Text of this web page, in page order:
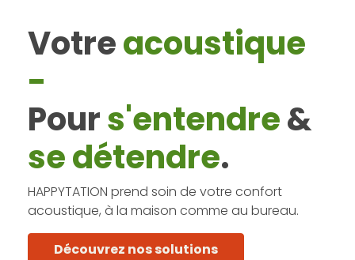
Votreacoustique
-
Pours'entendre&
se détendre.
HAPPYTATION prend soin de votre confort
acoustique, à la maison comme au bureau.
Découvrez nos solutions